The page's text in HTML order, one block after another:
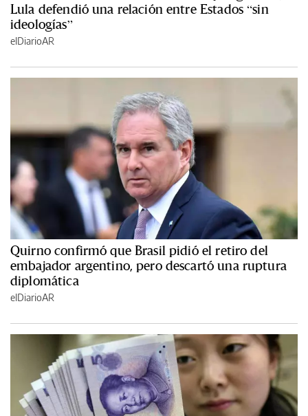
Lula defendió una relación entre Estados “sin
ideologías”
elDiarioAR
Quirno confirmó que Brasil pidió el retiro del
embajador argentino, pero descartó una ruptura
diplomática
elDiarioAR